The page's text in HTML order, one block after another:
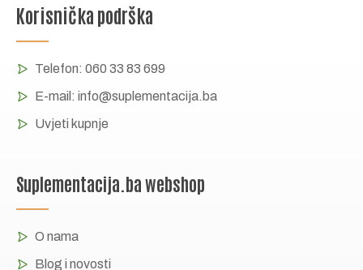
Korisnička podrška
Telefon: 060 33 83 699
E-mail: info@suplementacija.ba
Uvjeti kupnje
Suplementacija.ba webshop
O nama
Blog i novosti